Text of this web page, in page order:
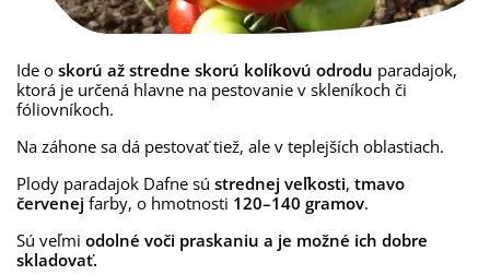
Ide o skorú až stredne skorú kolíkovú odrodu paradajok,
ktorá je určená hlavne na pestovanie v skleníkoch či
fóliovníkoch.
Na záhone sa dá pestovať tiež, ale v teplejších oblastiach.
Plody paradajok Dafne sú strednej veľkosti, tmavo
červenej farby, o hmotnosti 120–140 gramov.
Sú veľmi odolné voči praskaniu a je možné ich dobre
skladovať.